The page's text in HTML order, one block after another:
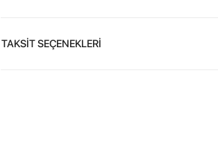
TAKSİT SEÇENEKLERİ